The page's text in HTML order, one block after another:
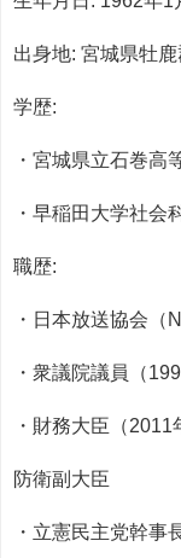
出身地: 宮城県牡
学歴:
・宮城県立石巻高
・早稲田大学社会
職歴:
・日本放送協会（
・衆議院議員（
・財務大臣（2011
防衛副大臣
・立憲民主党幹事